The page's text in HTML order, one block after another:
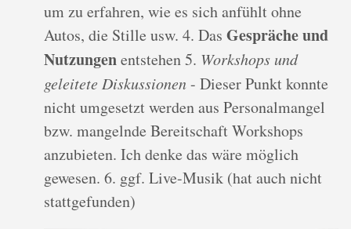
um zu erfahren, wie es sich anfühlt ohne
Autos, die Stille usw. 4. Das Gespräche und
Nutzungenentstehen 5. Workshops und
geleitete Diskussionen- Dieser Punkt konnte
nicht umgesetzt werden aus Personalmangel
bzw. mangelnde Bereitschaft Workshops
anzubieten. Ich denke das wäre möglich
gewesen. 6. ggf. Live-Musik (hat auch nicht
stattgefunden)